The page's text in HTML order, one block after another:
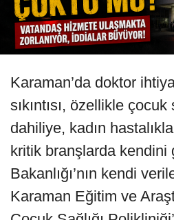
Karaman’da doktor
sıkıntısı, özellikle çocuk
dahiliye, kadın
kritik branşlarda kendini
Bakanlığı’nın kendi
Karaman Eğitim ve